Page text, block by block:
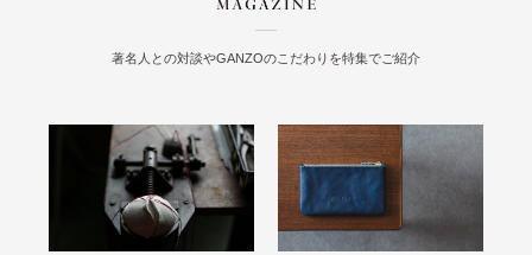
著名人との対談やGANZOのこだわりを特集でご紹介